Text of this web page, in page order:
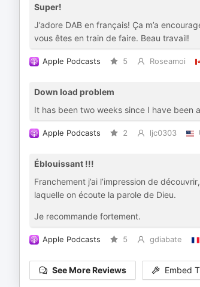
Super!
J’adore DAB en français! Ça m’a
vous êtes en train de faire. Beau travail!
Apple Podcasts 5 Roseamoi
Down load problem
It has been two weeks since I have been
Apple Podcasts 2 ljc0303
Éblouissant !!!
Franchement j’ai l’impression de
laquelle on écoute la parole de Dieu.
Je recommande fortement.
Apple Podcasts 5 gdiabate
See More Reviews Embed